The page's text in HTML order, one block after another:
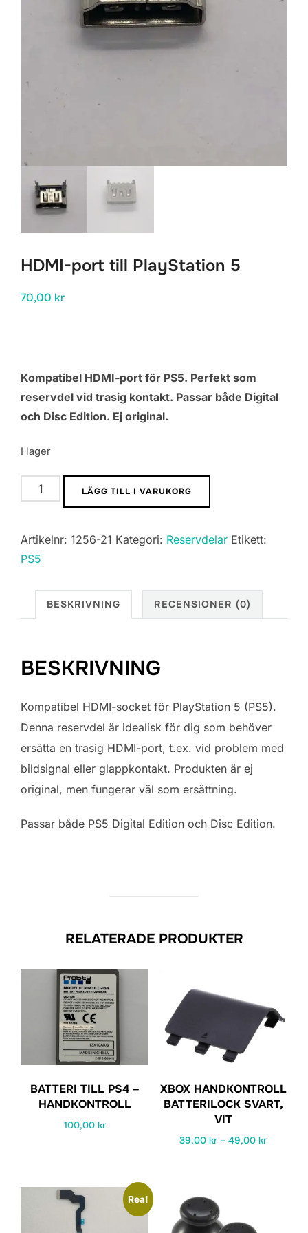
HDMI-port till PlayStation 5
70,00 kr
Kompatibel HDMI-port för PS5. Perfekt som
reservdel vid trasig kontakt. Passar både Digital
och Disc Edition. Ej original.
I lager
HDMI-
port
PlayStation
5
LÄGG TILL I VARUKORG
Artikelnr: 1256-21 Kategori: Reservdelar Etikett:
PS5
BESKRIVNING RECENSIONER (0)
BESKRIVNING
Kompatibel HDMI-socket för PlayStation 5 (PS5).
Denna reservdel är idealisk för dig som behöver
ersätta en trasig HDMI-port, t.ex. vid problem med
bildsignal eller glappkontakt. Produkten är ej
original, men fungerar väl som ersättning.
Passar både PS5 Digital Edition och Disc Edition.
RELATERADE PRODUKTER
BATTERI TILL PS4 –
HANDKONTROLL
100,00 kr
XBOX HANDKONTROLL
BATTERILOCK SVART,
VIT
39,00kr – 49,00kr
har
Rea!